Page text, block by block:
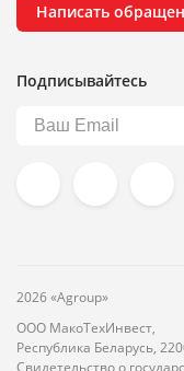
Написать
Подписывайтесь
2026 «Agroup»
ООО МакоТехИнвест,
Республика Беларусь,
Свидетельство о